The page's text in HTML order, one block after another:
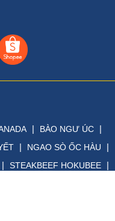
| BÀO NGƯ ÚC |
| NGAO SÒ ỐC HÀU |
| STEAKBEEF HOKUBEE |